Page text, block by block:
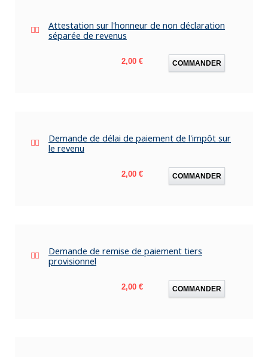
Attestation sur l'honneur de non déclaration
séparée de revenus
Prix
2,00 € COMMANDER
Demande de délai de paiement de l'impôt sur
le revenu
Prix
2,00 € COMMANDER
Demande de remise de paiement tiers
provisionnel
Prix
2,00 € COMMANDER